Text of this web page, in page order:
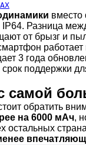
вместо
Разница
от брызг и
работает
3 года
поддержки
обратить
на 6000 мАч,
остальных